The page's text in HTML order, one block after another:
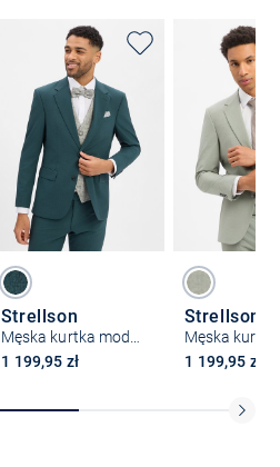
Strellson
1 199,95 zł
Strellson
1 199,95 zł